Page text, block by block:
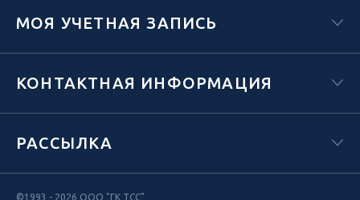
МОЯ УЧЕТНАЯ ЗАПИСЬ
КОНТАКТНАЯ ИНФОРМАЦИЯ
РАССЫЛКА
©1993 - 2026 ООО "ГК ТСС"